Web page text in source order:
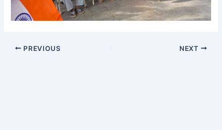
PREVIOUS NEXT